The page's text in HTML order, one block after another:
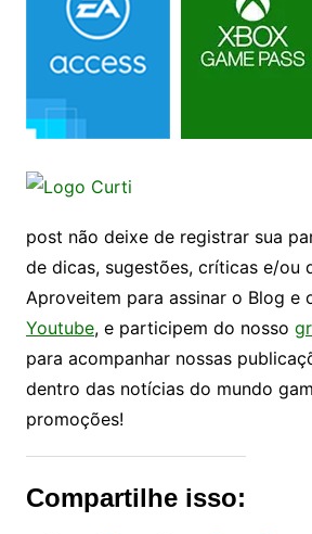
post não deixe de registrar sua
de dicas, sugestões, críticas e/ou
Aproveitem para assinar o Blog e
Youtube, e participem do nosso
para acompanhar nossas
dentro das notícias do mundo
promoções!
Compartilhe isso: